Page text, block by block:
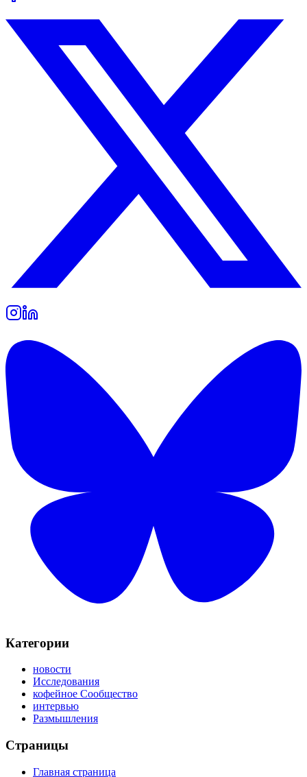
Категории
новости
Исследования
кофейное Сообщество
интервью
Размышления
Страницы
Главная страница